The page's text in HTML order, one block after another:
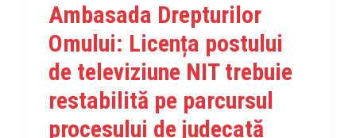
Ambasada Drepturilor
Omului: Licența postului
de televiziune NIT trebuie
restabilită pe parcursul
procesului de judecată